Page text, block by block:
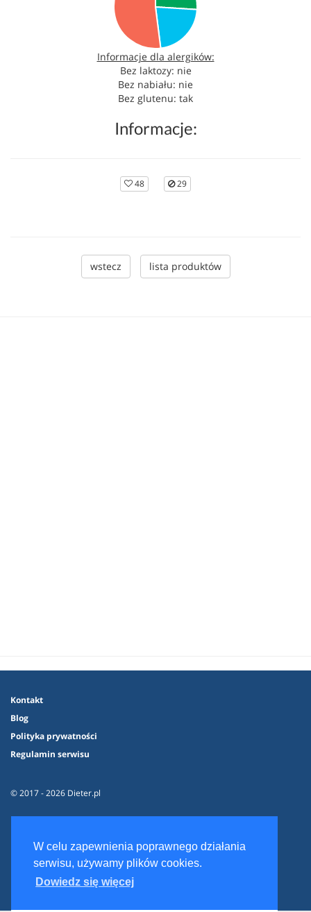
W celu zapewnienia poprawnego działania
serwisu, używamy plików cookies.
Dowiedz się więcej
Informacje dla alergików:
Bez laktozy: nie
Bez nabiału: nie
Bez glutenu: tak
Informacje:
48 29
wstecz lista produktów
Kontakt
Blog
Polityka prywatności
Regulamin serwisu
© 2017 - 2026 Dieter.pl